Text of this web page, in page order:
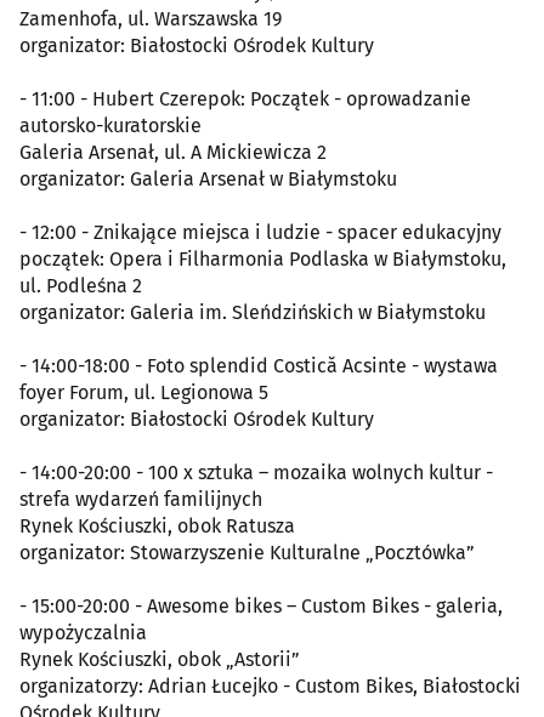
Zamenhofa, ul. Warszawska 19
organizator: Białostocki Ośrodek Kultury
- 11:00 - Hubert Czerepok: Początek - oprowadzanie
autorsko-kuratorskie
Galeria Arsenał, ul. A Mickiewicza 2
organizator: Galeria Arsenał w Białymstoku
- 12:00 - Znikające miejsca i ludzie - spacer edukacyjny
początek: Opera i Filharmonia Podlaska w Białymstoku,
ul. Podleśna 2
organizator: Galeria im. Sleńdzińskich w Białymstoku
- 14:00-18:00 - Foto splendid Costică Acsinte - wystawa
foyer Forum, ul. Legionowa 5
organizator: Białostocki Ośrodek Kultury
- 14:00-20:00 - 100 x sztuka – mozaika wolnych kultur -
strefa wydarzeń familijnych
Rynek Kościuszki, obok Ratusza
organizator: Stowarzyszenie Kulturalne „Pocztówka”
- 15:00-20:00 - Awesome bikes – Custom Bikes - galeria,
wypożyczalnia
Rynek Kościuszki, obok „Astorii”
organizatorzy: Adrian Łucejko - Custom Bikes, Białostocki